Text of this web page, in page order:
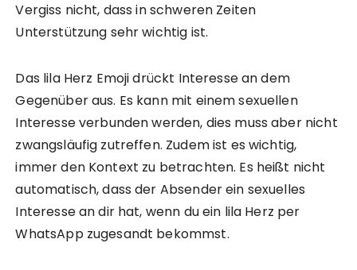
Vergiss nicht, dass in schweren Zeiten
Unterstützung sehr wichtig ist.
Das lila Herz Emoji drückt Interesse an dem
Gegenüber aus. Es kann mit einem sexuellen
Interesse verbunden werden, dies muss aber nicht
zwangsläufig zutreffen. Zudem ist es wichtig,
immer den Kontext zu betrachten. Es heißt nicht
automatisch, dass der Absender ein sexuelles
Interesse an dir hat, wenn du ein lila Herz per
WhatsApp zugesandt bekommst.